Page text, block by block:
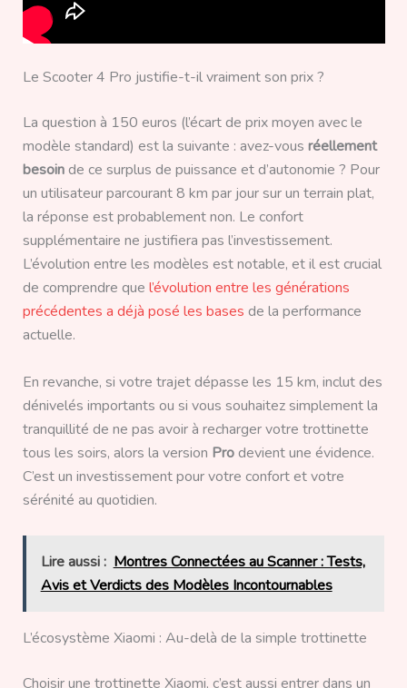
Le Scooter 4 Pro justifie-t-il vraiment son prix ?
La question à 150 euros (l’écart de prix moyen avec le
modèle standard) est la suivante : avez-vous réellement
besoinde ce surplus de puissance et d’autonomie ? Pour
un utilisateur parcourant 8 km par jour sur un terrain plat,
la réponse est probablement non. Le confort
supplémentaire ne justifiera pas l’investissement.
L’évolution entre les modèles est notable, et il est crucial
de comprendre que l’évolution entre les générations
précédentes a déjà posé les bases de la performance
actuelle.
En revanche, si votre trajet dépasse les 15 km, inclut des
dénivelés importants ou si vous souhaitez simplement la
tranquillité de ne pas avoir à recharger votre trottinette
tous les soirs, alors la version Prodevient une évidence.
C’est un investissement pour votre confort et votre
sérénité au quotidien.
Lire aussi : Montres Connectées au Scanner : Tests,
Avis et Verdicts des Modèles Incontournables
L’écosystème Xiaomi : Au-delà de la simple trottinette
Choisir une trottinette Xiaomi, c’est aussi entrer dans un